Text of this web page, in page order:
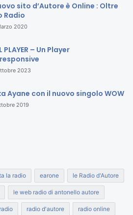
sito d’Autore è Online : Oltre
Radio
2020
PLAYER – Un Player
2023
Ayane con il nuovo singolo WOW
2019
la radio earone le Radio d'Autore
le web radio di antonello autore
radio radio d'autore radio online